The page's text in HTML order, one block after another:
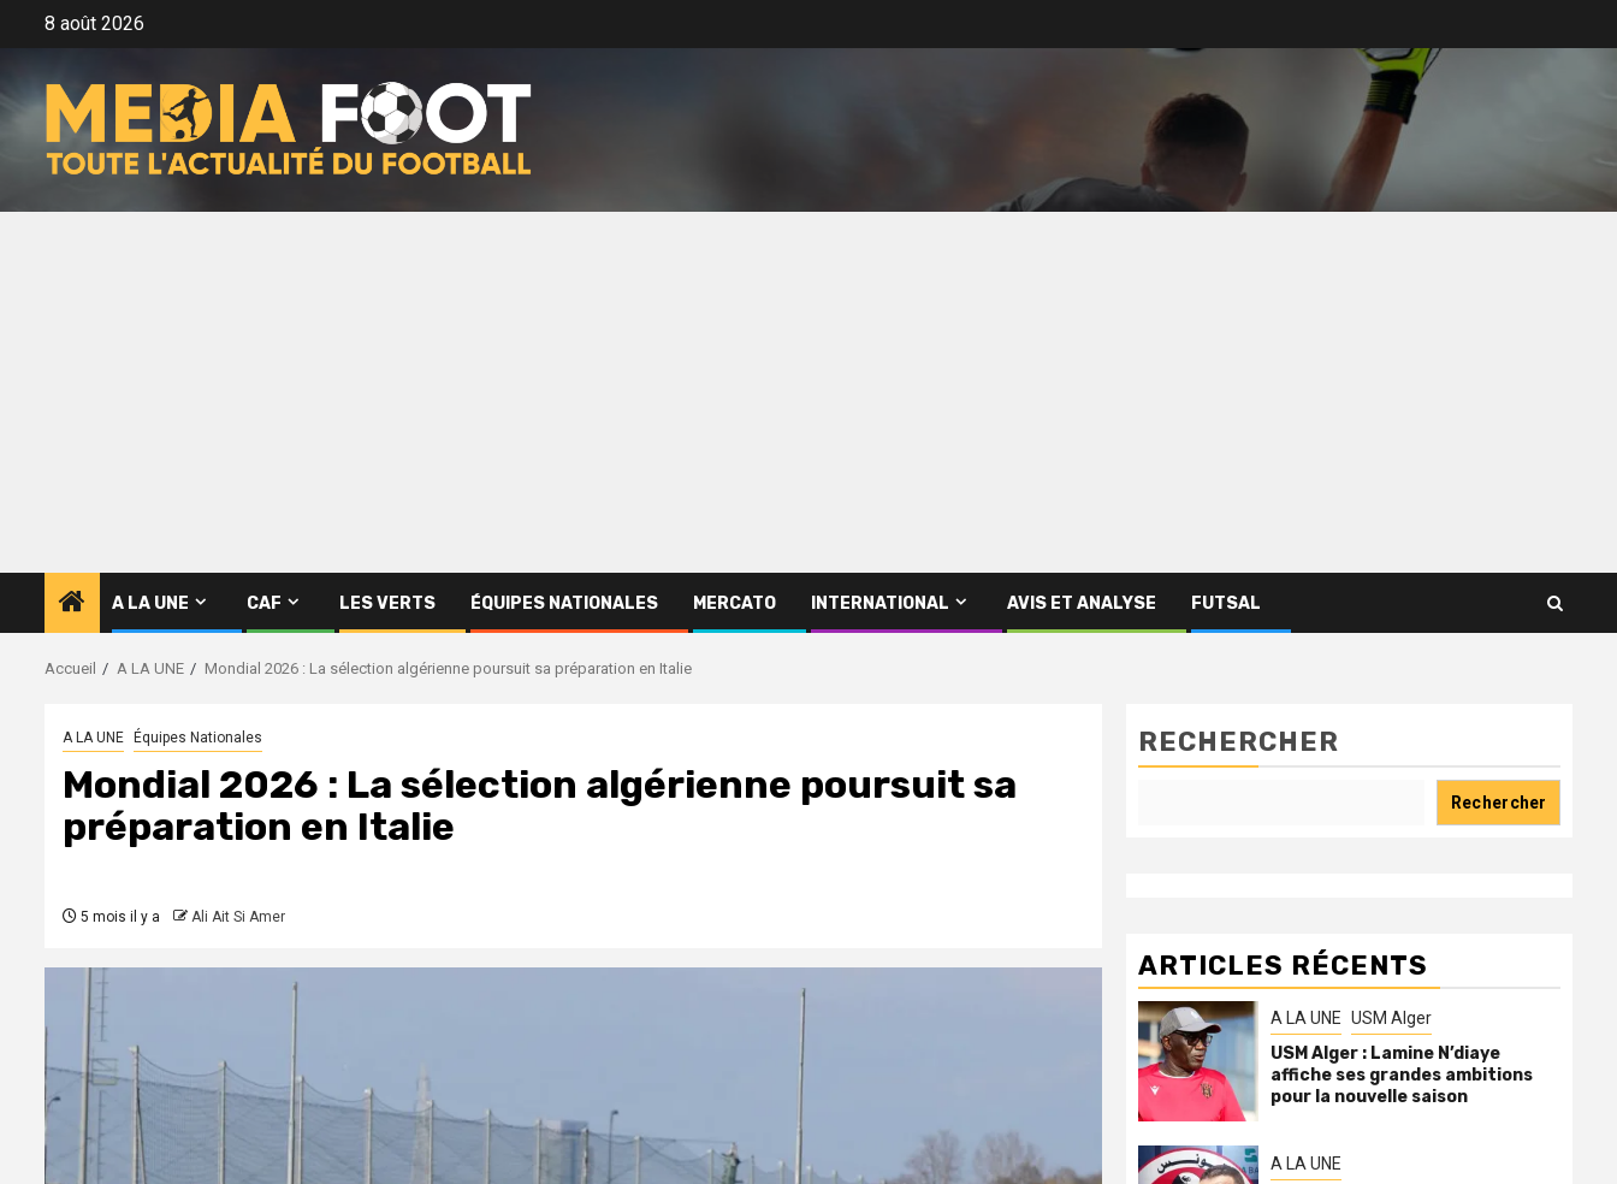
8 août 2026
A LA UNE CAF LES VERTS ÉQUIPES NATIONALES MERCATO INTERNATIONAL AVIS ET ANALYSE FUTSAL
Accueil A LA UNE Mondial 2026 : La sélection algérienne poursuit sa préparation en Italie
A LA UNE Équipes Nationales
Mondial 2026 : La sélection algérienne poursuit sa
préparation en Italie
5 mois il y a Ali Ait Si Amer
RECHERCHER
Rechercher
ARTICLES RÉCENTS
A LA UNE USM Alger
USM Alger : Lamine N’diaye
affiche ses grandes ambitions
pour la nouvelle saison
A LA UNE